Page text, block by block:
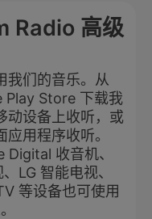
Radio 高级
我们的音乐。从
Store 下载我
动设备上收听，或
用程序收听。
收音机、
LG 智能电视、
等设备也可使用